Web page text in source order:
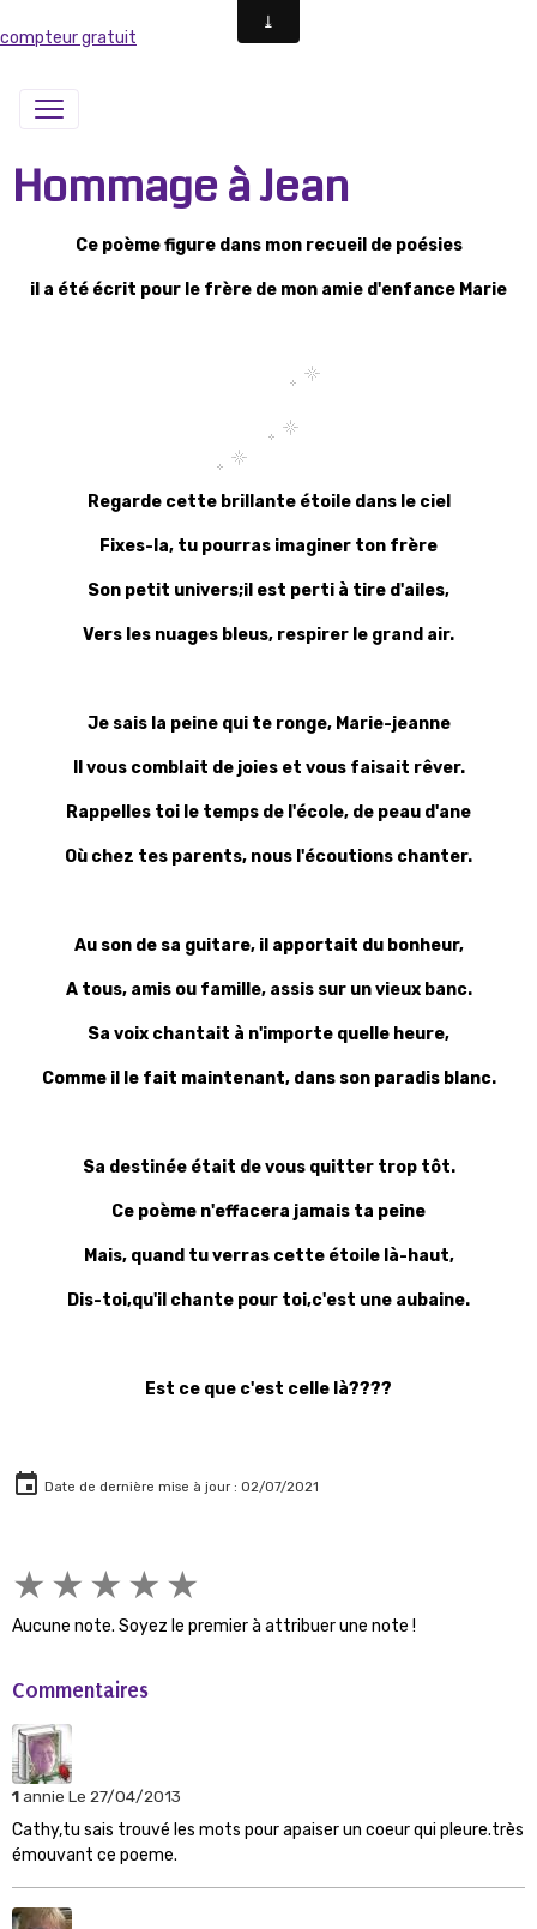
compteur gratuit
Hommage à Jean
Ce poème figure dans mon recueil de poésies
il a été écrit pour le frère de mon amie d'enfance Marie
Regarde cette brillante étoile dans le ciel
Fixes-la, tu pourras imaginer ton frère
Son petit univers;il est perti à tire d'ailes,
Vers les nuages bleus, respirer le grand air.
Je sais la peine qui te ronge, Marie-jeanne
Il vous comblait de joies et vous faisait rêver.
Rappelles toi le temps de l'école, de peau d'ane
Où chez tes parents, nous l'écoutions chanter.
Au son de sa guitare, il apportait du bonheur,
A tous, amis ou famille, assis sur un vieux banc.
Sa voix chantait à n'importe quelle heure,
Comme il le fait maintenant, dans son paradis blanc.
Sa destinée était de vous quitter trop tôt.
Ce poème n'effacera jamais ta peine
Mais, quand tu verras cette étoile là-haut,
Dis-toi,qu'il chante pour toi,c'est une aubaine.
Est ce que c'est celle là????
Date de dernière mise à jour : 02/07/2021
★ ★ ★ ★ ★
Aucune note. Soyez le premier à attribuer une note !
Commentaires
1annie Le 27/04/2013
Cathy,tu sais trouvé les mots pour apaiser un coeur qui pleure.très
émouvant ce poeme.